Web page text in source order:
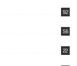
92
56
22